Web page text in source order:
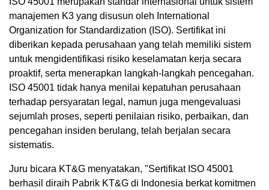
manajemen K3 yang disusun oleh International
Organization for Standardization (ISO). Sertifikat ini
diberikan kepada perusahaan yang telah memiliki sistem
untuk mengidentifikasi risiko keselamatan kerja secara
proaktif, serta menerapkan langkah-langkah pencegahan.
ISO 45001 tidak hanya menilai kepatuhan perusahaan
terhadap persyaratan legal, namun juga mengevaluasi
sejumlah proses, seperti penilaian risiko, perbaikan, dan
pencegahan insiden berulang, telah berjalan secara
sistematis.
Juru bicara KT&G menyatakan, "Sertifikat ISO 45001
berhasil diraih Pabrik KT&G di Indonesia berkat komitmen